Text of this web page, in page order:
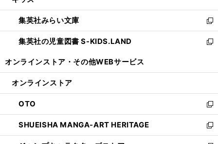
開
く
ウ
で
開
く
ン
ド
ウ
で
ウ
ィ
ン
ド
開
集英社みらい文庫
新
し
い
ン
ウ
で
開
く
集英社の児童図書 S-KIDS.LAND
新
ウ
ン
ド
ウ
で
開
オンラインストア・ その他WEBサービス
オンラインストア
OTO
新
し
い
ウ
SHUEISHA MANGA-ART HERITAGE
新
し